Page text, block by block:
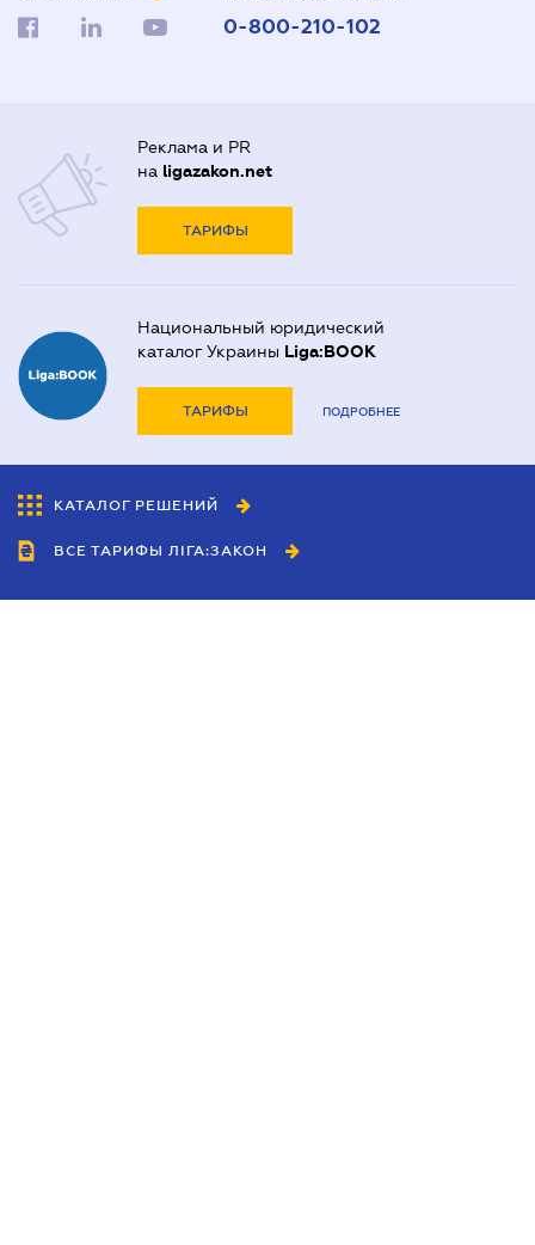
0-800-210-102
Реклама и PR
на ligazakon.net
ТАРИФЫ
Национальный юридический
каталог Украины Liga:BOOK
ТАРИФЫ ПОДРОБНЕЕ
КАТАЛОГ РЕШЕНИЙ
ВСЕ ТАРИФЫ ЛІГА:ЗАКОН